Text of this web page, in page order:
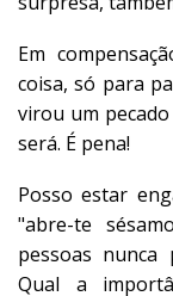
Em
coisa, só para
virou um
será. É pena!
Posso estar
"abre-te
pessoas
Qual a